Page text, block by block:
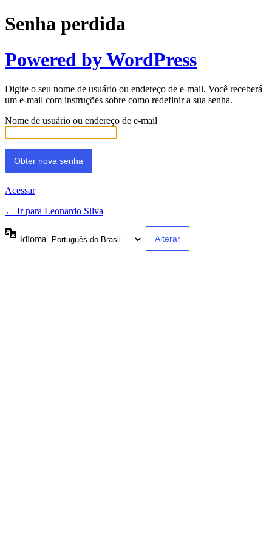
Senha perdida
Powered by WordPress
Digite o seu nome de usuário ou endereço de e-mail. Você receberá
um e-mail com instruções sobre como redefinir a sua senha.
Nome de usuário ou endereço de e-mail
Acessar
← Ir para Leonardo Silva
Idioma